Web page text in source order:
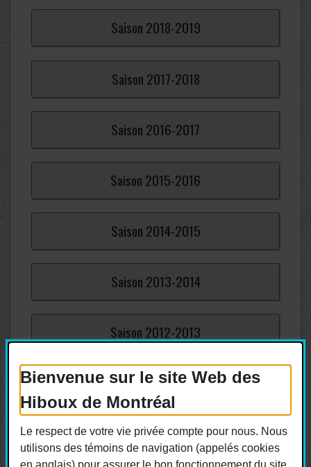
Bienvenue sur le site Web des
Hiboux de Montréal
Le respect de votre vie privée compte pour nous. Nous
utilisons des témoins de navigation (appelés cookies
en anglais) pour assurer le bon fonctionnement du site,
Saison 2018-2019
Saison 2017-2018
Saison 2016-2017
Saison 2015-2016
Saison 2014-2015
Saison 2013-2014
Saison 2012-2013
Saison2011-2012
Saison2010-2011